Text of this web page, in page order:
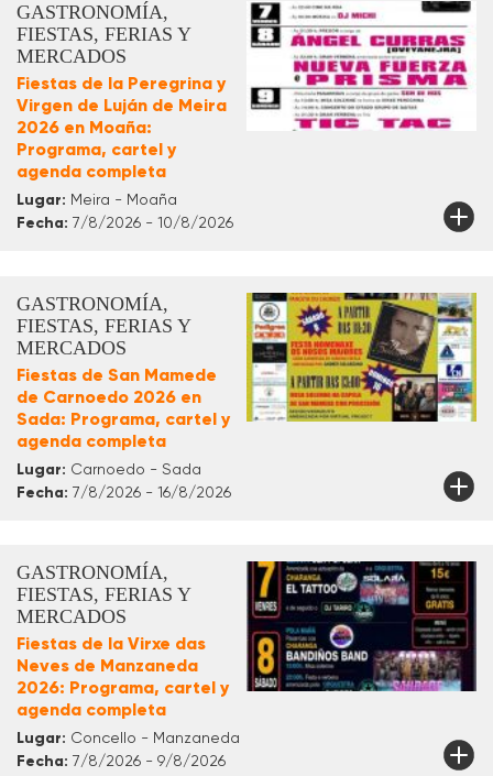
GASTRONOMÍA,
FIESTAS, FERIAS Y
MERCADOS
Fiestas de la Peregrina y
Virgen de Luján de Meira
2026 en Moaña:
Programa, cartel y
agenda completa
Lugar: Meira - Moaña
Fecha: 7/8/2026 - 10/8/2026
GASTRONOMÍA,
FIESTAS, FERIAS Y
MERCADOS
Fiestas de San Mamede
de Carnoedo 2026 en
Sada: Programa, cartel y
agenda completa
Lugar: Carnoedo - Sada
Fecha: 7/8/2026 - 16/8/2026
GASTRONOMÍA,
FIESTAS, FERIAS Y
MERCADOS
Fiestas de la Virxe das
Neves de Manzaneda
2026: Programa, cartel y
agenda completa
Lugar: Concello - Manzaneda
Fecha: 7/8/2026 - 9/8/2026